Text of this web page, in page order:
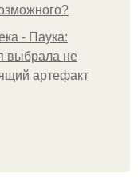
- Паука:
выбрала не
артефакт